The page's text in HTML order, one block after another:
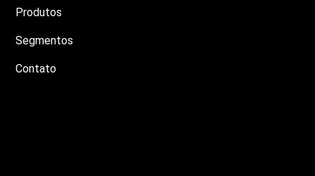
Produtos
Segmentos
Contato